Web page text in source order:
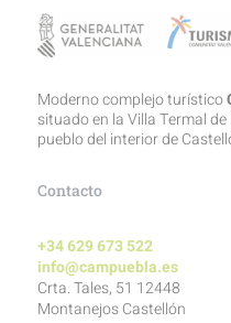
Moderno complejo turístico
situado en la Villa Termal
pueblo del interior de
Contacto
+34 629 673 522
info@campuebla.es
Crta. Tales, 51 12448
Montanejos Castellón